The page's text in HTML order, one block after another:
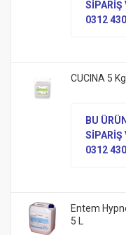
SİPARİŞ
0312
CUCINA 5 Kg
BU
SİPARİŞ
0312
Entem
5 L